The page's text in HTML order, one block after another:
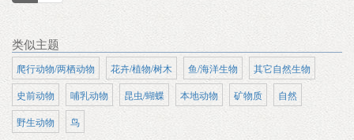
类似主题
爬行动物/两栖动物
花卉/植物/树木 鱼/海洋生物
其它自然生物
史前动物
哺乳动物 昆虫/蝴蝶 本地动物 矿物质
自然
野生动物
鸟